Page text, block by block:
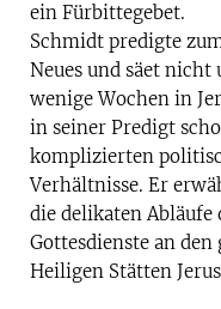
ein Fürbittegebet.
Schmidt predigte
Neues und säet
wenige Wochen in
in seiner Predigt
komplizierten
Verhältnisse. Er
die delikaten Abläufe
Gottesdienste an
Heiligen Stätten